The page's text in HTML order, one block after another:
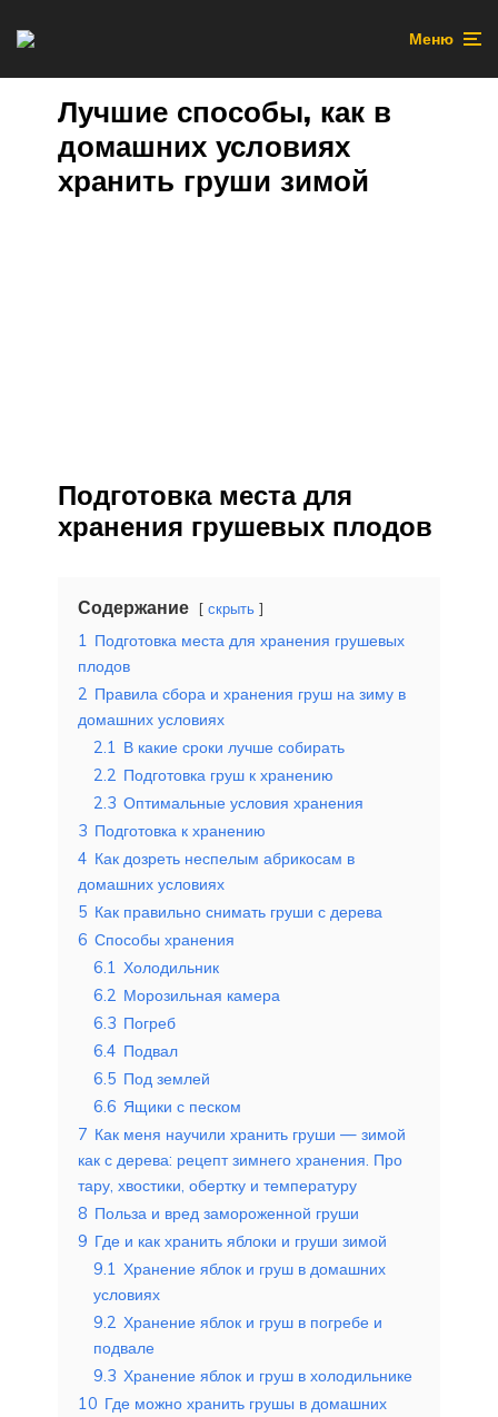
Меню
Лучшие способы, как в
домашних условиях
хранить груши зимой
Подготовка места для
хранения грушевых плодов
Содержание скрыть
1 Подготовка места для хранения грушевых
плодов
2 Правила сбора и хранения груш на зиму в
домашних условиях
2.1 В какие сроки лучше собирать
2.2 Подготовка груш к хранению
2.3 Оптимальные условия хранения
3 Подготовка к хранению
4 Как дозреть неспелым абрикосам в
домашних условиях
5 Как правильно снимать груши с дерева
6 Способы хранения
6.1 Холодильник
6.2 Морозильная камера
6.3 Погреб
6.4 Подвал
6.5 Под землей
6.6 Ящики с песком
7 Как меня научили хранить груши — зимой
как с дерева: рецепт зимнего хранения. Про
тару, хвостики, обертку и температуру
8 Польза и вред замороженной груши
9 Где и как хранить яблоки и груши зимой
9.1 Хранение яблок и груш в домашних
условиях
9.2 Хранение яблок и груш в погребе и
подвале
9.3 Хранение яблок и груш в холодильнике
10 Где можно хранить грушы в домашних